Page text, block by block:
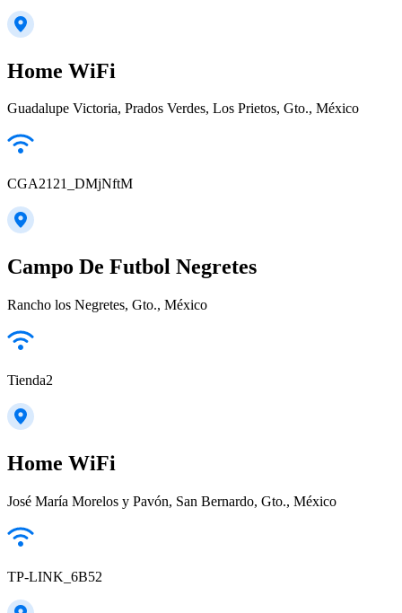
Home WiFi
Guadalupe Victoria, Prados Verdes, Los Prietos, Gto., México
CGA2121_DMjNftM
Campo De Futbol Negretes
Rancho los Negretes, Gto., México
Tienda2
Home WiFi
José María Morelos y Pavón, San Bernardo, Gto., México
TP-LINK_6B52